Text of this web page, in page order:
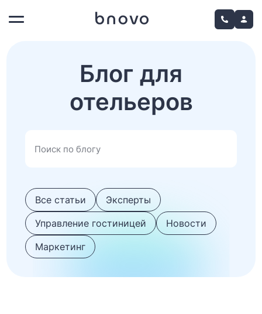
Блог для
отельеров
Все статьи
Эксперты
Управление гостиницей
Новости
Маркетинг